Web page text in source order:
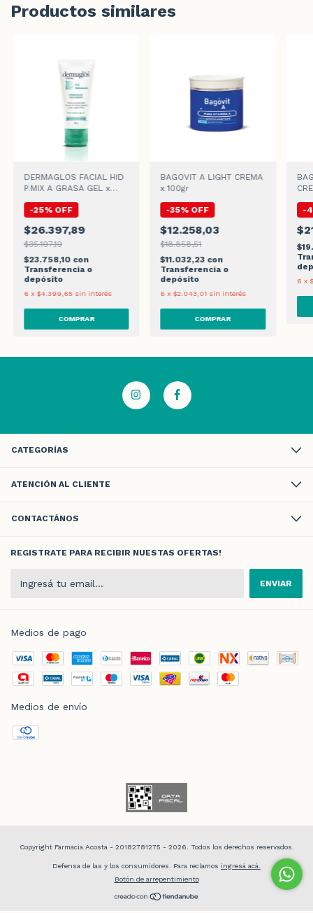
Productos similares
DERMAGLOS FACIAL HID
P.MIX A GRASA GEL x
-25% OFF
$26.397,89
$35.197,19
$23.758,10 con
Transferencia o
depósito
6 x $4.399,65 sin interés
BAGOVIT A LIGHT CREMA
x 100gr
-35% OFF
$12.258,03
$18.858,51
$11.032,23 con
Transferencia o
depósito
6 x $2.043,01 sin interés
-
6 x
CATEGORÍAS
ATENCIÓN AL CLIENTE
CONTACTÁNOS
REGISTRATE PARA RECIBIR NUESTAS OFERTAS!
Medios de pago
Medios de envío
Copyright Farmacia Acosta - 20182781275 - 2026. Todos los derechos reservados.
Defensa de las y los consumidores. Para reclamos ingresá acá.
Botón de arrepentimiento